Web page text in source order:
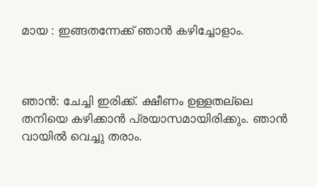
മായ : ഇങ്ങതന്നേക്ക് ഞാൻ കഴിച്ചോളാം.
ഞാൻ: ചേച്ചി ഇരിക്ക്. ക്ഷീണം ഉള്ളതല്ലെ
തനിയെ കഴിക്കാൻ പ്രയാസമായിരിക്കും. ഞാൻ
വായിൽ വെച്ചു തരാം.